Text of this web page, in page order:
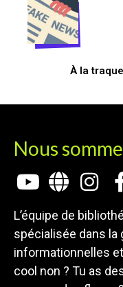
À la
Nous
L’équipe de
spécialisée dans
informationnelles
cool non ? Tu as